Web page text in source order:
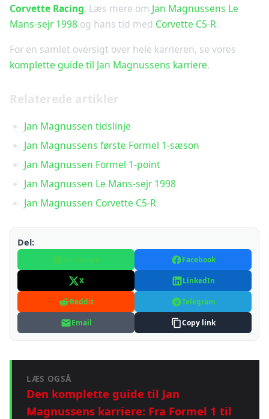
Corvette Racing. Læs mere om Jan Magnussens Le
Mans-sejr 1998 og hans tid med Corvette C5-R.
For en samlet oversigt over hele karrieren, se vores
komplette guide til Jan Magnussens karriere.
Relaterede artikler
Jan Magnussen tidslinje
Jan Magnussens første Formel 1-sæson
Jan Magnussen Formel 1-point
Jan Magnussen Le Mans-sejr 1998
Jan Magnussen Corvette C5-R
Del:
Facebook
X LinkedIn
Reddit Telegram
Email Copy link
LÆS OGSÅ
Den komplette guide til Jan
Magnussens karriere: Fra Formel 1 til